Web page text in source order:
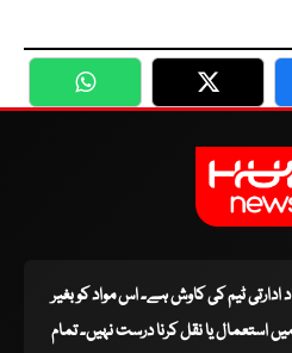
WhatsApp Twitter
ادارتی ٹیم کی کاوش ہے۔ اس مواد کو بغیر
یا نقل کرنا درست نہیں۔ تمام